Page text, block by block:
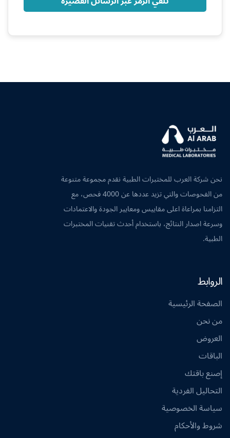
نحن شركة العرب للمختبرات الطبية نقدم مجموعة متنوعة
من الفحوصات والتي تزيد عددها عن 4000 فحص، مع
التزامنا بمراعاة اعلى مقاييس ومعايير الجودة والاعتمادات
وسرعة اصدار النتائج، باستخدام أحدث تقنيات المختبرات
الطبية.
الروابط
الصفحة الرئيسية
من نحن
العروض
الباقات
إصنع باقتك
التحاليل الفردية
سياسة الخصوصية
شروط والأحكام